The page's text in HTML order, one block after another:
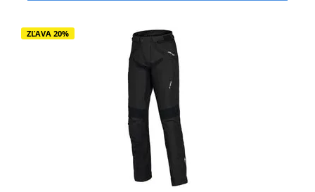
ZĽAVA 20%